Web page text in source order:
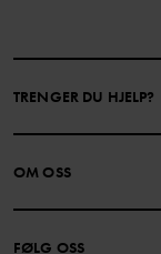
TRENGER DU HJELP?
KONTAKTE OSS
GAVEKORTSALDO
OM OSS
FØLG OSS